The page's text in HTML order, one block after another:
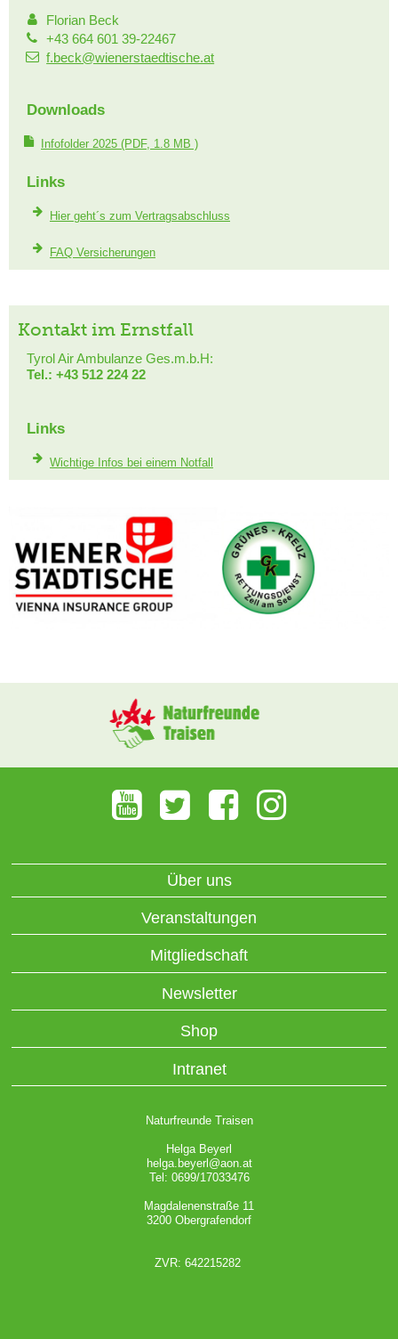
Florian Beck
+43 664 601 39-22467
f.beck@wienerstaedtische.at
Downloads
Infofolder 2025 (PDF, 1.8 MB )
Links
Hier geht´s zum Vertragsabschluss
FAQ Versicherungen
Kontakt im Ernstfall
Tyrol Air Ambulanze Ges.m.b.H:
Tel.: +43 512 224 22
Links
Wichtige Infos bei einem Notfall
Über uns
Veranstaltungen
Mitgliedschaft
Newsletter
Shop
Intranet
Naturfreunde Traisen
Helga Beyerl
helga.beyerl@aon.at
Tel: 0699/17033476
Magdalenenstraße 11
3200 Obergrafendorf
ZVR: 642215282